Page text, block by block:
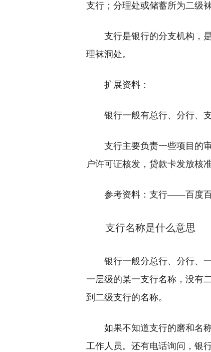
支行；分理处或储蓄所为二级袜
支行是银行的分支机构，
理袜洞处。
扩展资料：
银行一般有总行、分行、
支行主要负责一些项目的
户许可证核发，贷款卡发放核准
参考资料：支行——百度
支行名称是什么意思
银行一般分总行、分行、
一层级的某一支行名称，没有
到二级支行的名称。
如果不知道支行的磨和名
工作人员。还有电话询问，银